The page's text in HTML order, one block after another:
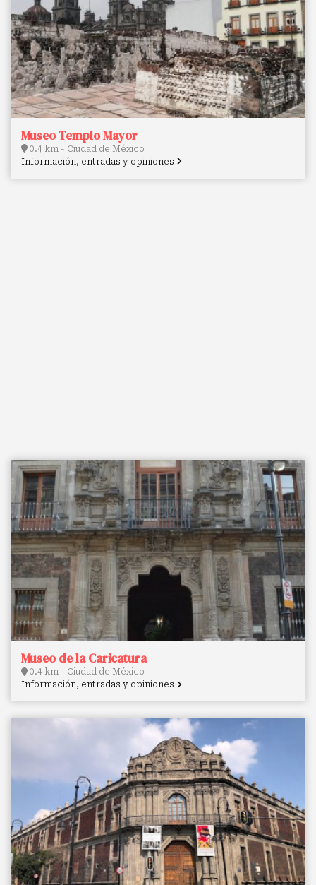
Museo Templo Mayor
0.4 km - Ciudad de México
Información, entradas y opiniones
Museo de la Caricatura
0.4 km - Ciudad de México
Información, entradas y opiniones